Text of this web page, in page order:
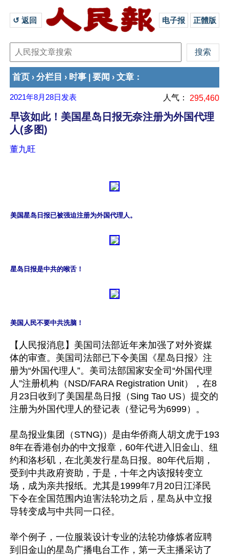
↺ 返回 电子报 正體版
首页 › 分栏目 › 时事 要闻 › 文章 ：
2021年8月28日 发表 人气： 295,460
早该如此！美国星岛日报无奈注册为外国代理
人(多图)
董九旺
美国星岛日报已被强迫注册为外国代理人。
星岛日报是中共的喉舌！
美国人民不要中共洗脑！
【人民报消息】美国司法部近年来加强了对外资媒
体的审查。美国司法部已下令美国《星岛日报》注
册为“外国代理人”。美司法部国家安全司“外国代理
人”注册机构（NSD/FARA Registration Unit），在8
月23日收到了美国星岛日报（Sing Tao US）提交的
注册为外国代理人的登记表（登记号为6999）。
星岛报业集团（STNG)）是由华侨商人胡文虎于193
8年在香港创办的中文报章，60年代进入旧金山、纽
约和洛杉矶，在北美发行星岛日报。80年代后期，
受到中共政府资助，于是，十年之内该报转变立
场，成为亲共报纸。尤其是1999年7月20日江泽民
下令在全国范围内迫害法轮功之后，星岛从中立报
导转变成与中共同一口径。
举个例子，一位服装设计专业的法轮功修炼者应聘
到旧金山的星岛广播电台工作，第一天主播采访了